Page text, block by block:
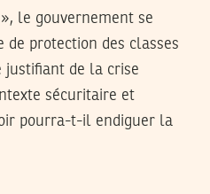
le gouvernement se
protection des classes
justifiant de la crise
sécuritaire et
pourra-t-il endiguer la